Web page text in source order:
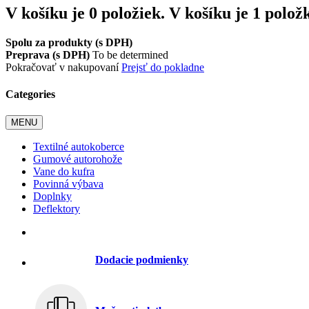
V košíku je 0 položiek. V košíku je 1
Spolu za produkty (s DPH)
Preprava (s DPH) To be determined
Pokračovať v nakupovaníPrejsť do pokladne
Categories
MENU
Textilné autokoberce
Gumové autorohože
Vane do kufra
Povinná výbava
Doplnky
Deflektory
Dodacie podmienky